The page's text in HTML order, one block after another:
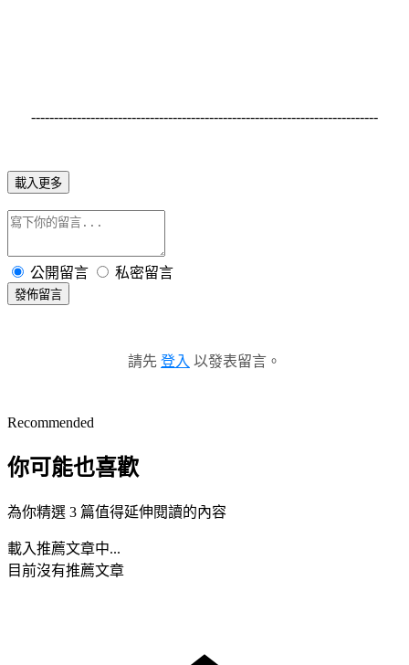
----------------------------------------------------------------------------
載入更多
公開留言 私密留言
發佈留言
請先 登入 以發表留言。
Recommended
你可能也喜歡
為你精選 3 篇值得延伸閱讀的內容
載入推薦文章中...
目前沒有推薦文章